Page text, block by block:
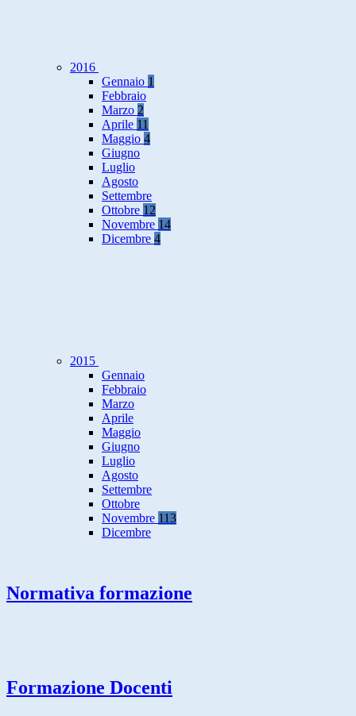
2016
Gennaio 1
Febbraio
Marzo 2
Aprile 11
Maggio 4
Giugno
Luglio
Agosto
Settembre
Ottobre 12
Novembre 14
Dicembre 4
2015
Gennaio
Febbraio
Marzo
Aprile
Maggio
Giugno
Luglio
Agosto
Settembre
Ottobre
Novembre 113
Dicembre
Normativa formazione
Formazione Docenti